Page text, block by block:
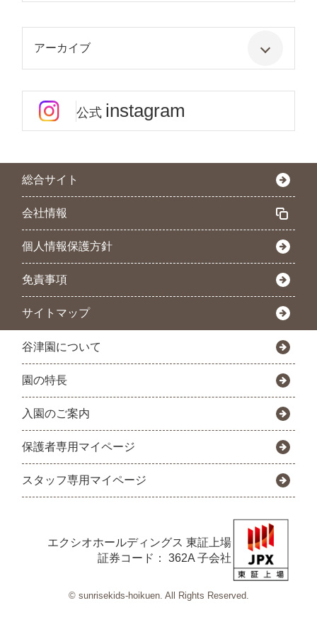
アーカイブ
公式 instagram
総合サイト
会社情報
個人情報保護方針
免責事項
サイトマップ
谷津園について
園の特長
入園のご案内
保護者専用マイページ
スタッフ専用マイページ
エクシオホールディングス 東証上場
証券コード： 362A 子会社
© sunrisekids-hoikuen. All Rights Reserved.